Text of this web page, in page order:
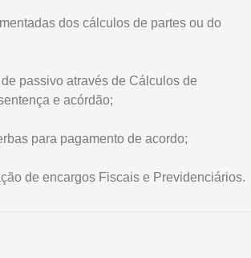
dos cálculos de partes ou do
passivo através de Cálculos de
e acórdão;
para pagamento de acordo;
de encargos Fiscais e Previdenciários.